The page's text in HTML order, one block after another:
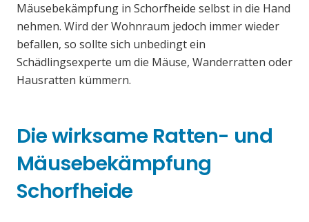
Mäusebekämpfung in Schorfheide selbst in die Hand
nehmen. Wird der Wohnraum jedoch immer wieder
befallen, so sollte sich unbedingt ein
Schädlingsexperte um die Mäuse, Wanderratten oder
Hausratten kümmern.
Die wirksame Ratten- und
Mäusebekämpfung
Schorfheide